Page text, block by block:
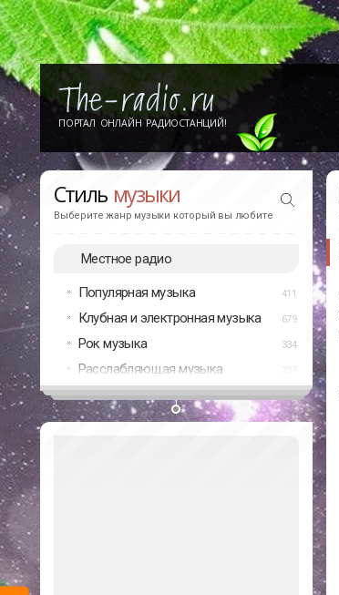
ПОРТАЛ ОНЛАЙН РАДИОСТАНЦИЙ!
Стиль музыки
Выберите жанр музыки который вы любите
Местное радио
Популярная музыка 411
Клубная и электронная музыка 679
Рок музыка 334
Расслабляющая музыка